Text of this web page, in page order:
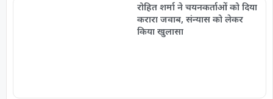
रोहित शर्मा ने चयनकर्ताओं को दिया
करारा जवाब, संन्यास को लेकर
किया खुलासा